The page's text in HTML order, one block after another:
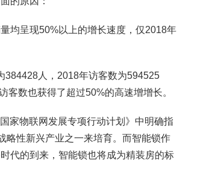
均呈现50%以上的增长速度，仅2018年
384428人，2018年访客数为594525
客数也获得了超过50%的高速增增长。
家物联网发展专项行动计划》中明确指
略性新兴产业之一来培育。而智能锁作
代的到来，智能锁也将成为精装房的标